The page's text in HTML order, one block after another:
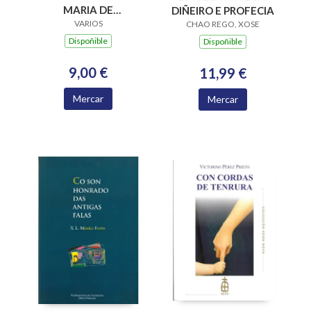
MARIA DE
XUNQUEIRA DE
ESPADANEDO SXII-
VARIOS
Dispoñible
9,00 €
Mercar
DIÑEIRO E PROFECIA
CHAO REGO, XOSE
Dispoñible
11,99 €
Mercar